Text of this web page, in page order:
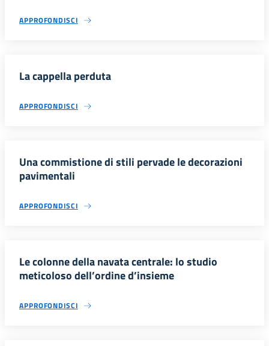
APPROFONDISCI
La cappella perduta
APPROFONDISCI
Una commistione di stili pervade le decorazioni
pavimentali
APPROFONDISCI
Le colonne della navata centrale: lo studio
meticoloso dell’ordine d’insieme
APPROFONDISCI